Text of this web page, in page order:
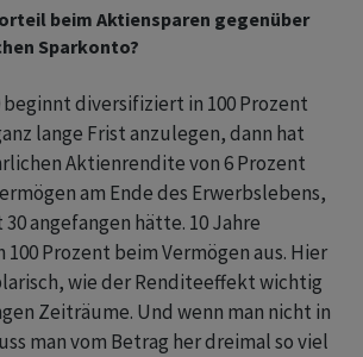
beim Aktiensparen gegenüber
Sparkonto?
beginnt diversifiziert in 100 Prozent
lange Frist anzulegen, dann hat
Aktienrendite von 6 Prozent
am Ende des Erwerbslebens,
angefangen hätte. 10 Jahre
100 Prozent beim Vermögen aus. Hier
wie der Renditeeffekt wichtig
Zeiträume. Und wenn man nicht in
man vom Betrag her dreimal so viel